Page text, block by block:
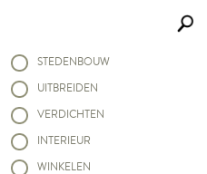
STEDENBOUW
UITBREIDEN
VERDICHTEN
INTERIEUR
WINKELEN